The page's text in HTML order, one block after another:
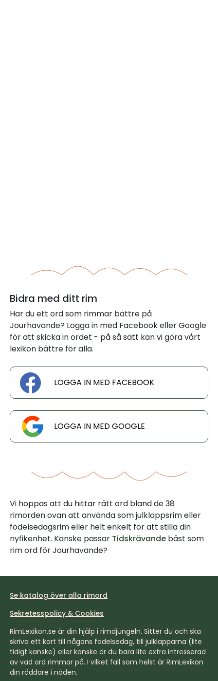
Bidra med ditt rim
Har du ett ord som rimmar bättre på
Jourhavande? Logga in med Facebook eller Google
för att skicka in ordet - på så sätt kan vi göra vårt
lexikon bättre för alla.
LOGGA IN MED FACEBOOK
LOGGA IN MED GOOGLE
Vi hoppas att du hittar rätt ord bland de 38
rimorden ovan att använda som julklappsrim eller
födelsedagsrim eller helt enkelt för att stilla din
nyfikenhet. Kanske passar Tidskrävande bäst som
rim ord för Jourhavande?
Se katalog över alla rimord
Sekretesspolicy & Cookies
RimLexikon.se är din hjälp i rimdjungeln. Sitter du och ska
skriva ett kort till någons födelsedag, till julklapparna (lite
tidigt kanske) eller kanske är du bara lite extra intresserad
av vad ord rimmar på. I vilket fall som helst är RimLexikon
din räddare i nöden.